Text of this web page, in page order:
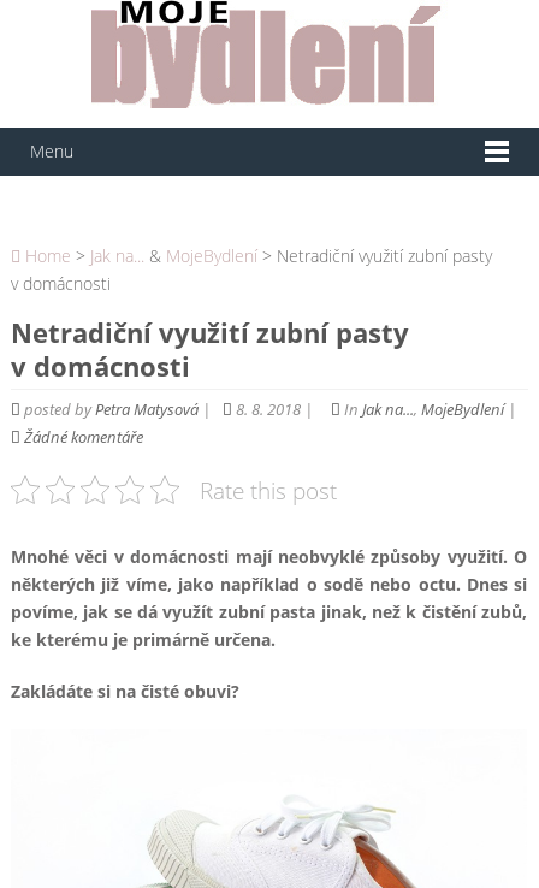
Menu
Home > Jak na... & MojeBydlení> Netradiční využití zubní pasty
v domácnosti
Netradiční využití zubní pasty
v domácnosti
posted byPetra Matysová| 8. 8. 2018 | In Jak na..., MojeBydlení|
Žádné komentáře
Rate this post
Mnohé věci v domácnosti mají neobvyklé způsoby využití. O
některých již víme, jako například o sodě nebo octu. Dnes si
povíme, jak se dá využít zubní pasta jinak, než k čistění zubů,
ke kterému je primárně určena.
Zakládáte si na čisté obuvi?